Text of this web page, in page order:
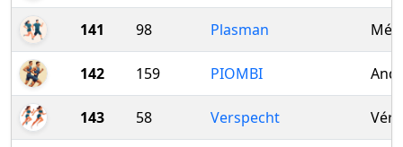
141 98 Plasman
142 159 PIOMBI
143 58 Verspecht Véro